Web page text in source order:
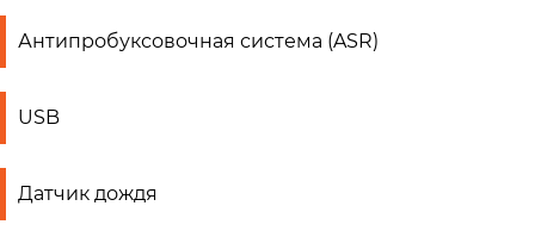
Антипробуксовочная система (ASR)
USB
Датчик дождя